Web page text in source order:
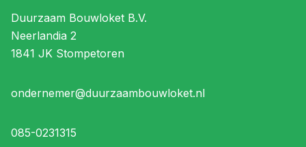
Duurzaam Bouwloket B.V.
Neerlandia 2
1841 JK Stompetoren
ondernemer@duurzaambouwloket.nl
085-0231315